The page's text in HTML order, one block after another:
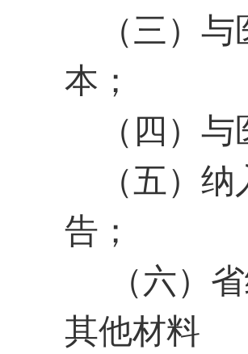
（三）
本；
（四）
（五）
告；
（六）省
其他材料